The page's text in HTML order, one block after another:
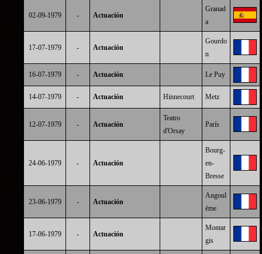
02-09-1979 - Actuación
Granad
a
17-07-1979 - Actuación
Gourdo
n
16-07-1979 - Actuación Le Puy
14-07-1979 - Actuación Hinnecourt Metz
12-07-1979 - Actuación
Teatro
d'Orsay
París
24-06-1979 - Actuación
Bourg-
en-
Bresse
23-06-1979 - Actuación
Angoul
ème
17-06-1979 - Actuación
Montar
gis